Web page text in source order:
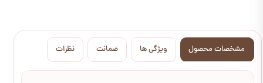
مشخصات محصول ویژگی ها ضمانت نظرات